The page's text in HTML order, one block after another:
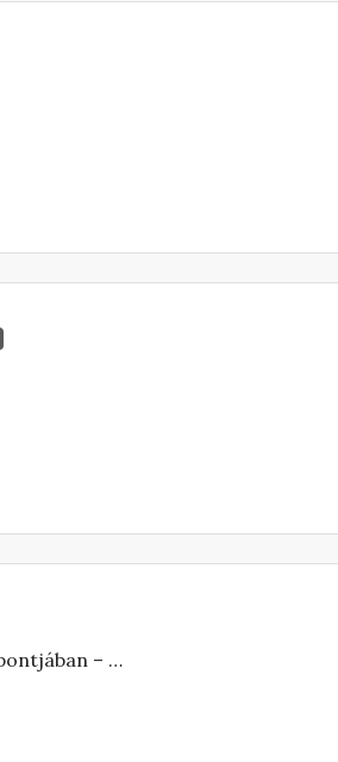
Eladó Ingatlan Csíkszereda Központjában – ELADVA